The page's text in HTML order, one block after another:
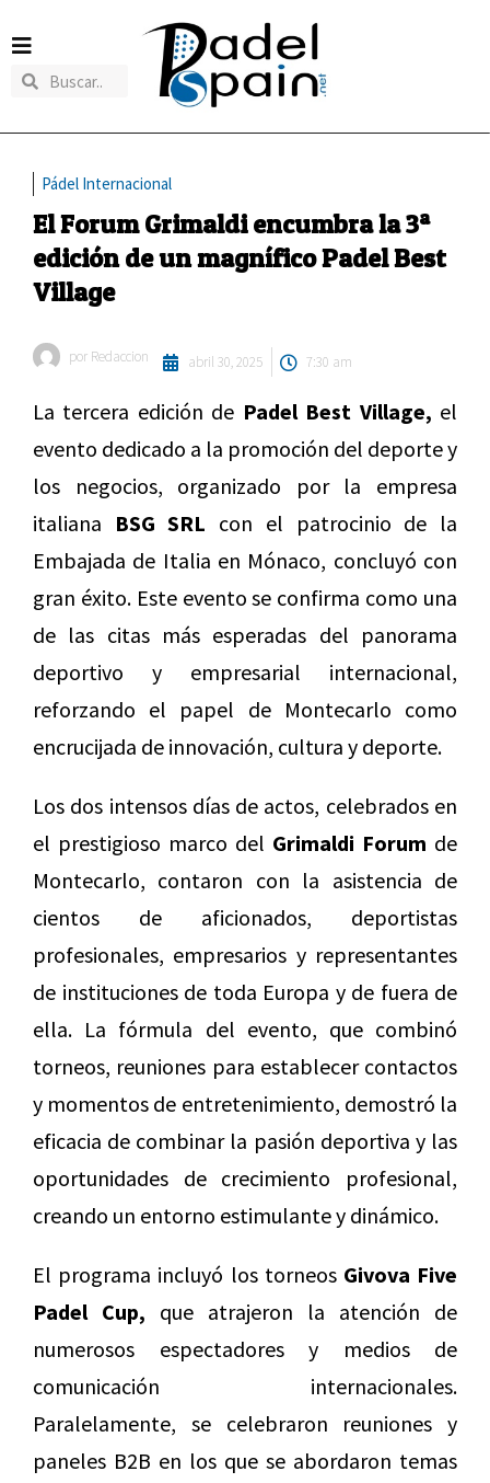
Pádel Internacional
El Forum Grimaldi encumbra la 3ª
edición de un magnífico Padel Best
Village
por Redaccion abril 30, 2025 7:30 am
La tercera edición de Padel Best Village, el
evento dedicado a la promoción del deporte y
los negocios, organizado por la empresa
italiana BSG SRL con el patrocinio de la
Embajada de Italia en Mónaco, concluyó con
gran éxito. Este evento se confirma como una
de las citas más esperadas del panorama
deportivo y empresarial internacional,
reforzando el papel de Montecarlo como
encrucijada de innovación, cultura y deporte.
Los dos intensos días de actos, celebrados en
el prestigioso marco del Grimaldi Forum de
Montecarlo, contaron con la asistencia de
cientos de aficionados, deportistas
profesionales, empresarios y representantes
de instituciones de toda Europa y de fuera de
ella. La fórmula del evento, que combinó
torneos, reuniones para establecer contactos
y momentos de entretenimiento, demostró la
eficacia de combinar la pasión deportiva y las
oportunidades de crecimiento profesional,
creando un entorno estimulante y dinámico.
El programa incluyó los torneos Givova Five
Padel Cup, que atrajeron la atención de
numerosos espectadores y medios de
comunicación internacionales.
Paralelamente, se celebraron reuniones y
paneles B2B en los que se abordaron temas